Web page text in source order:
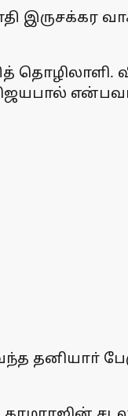
இருசக்கர
தனியாா்